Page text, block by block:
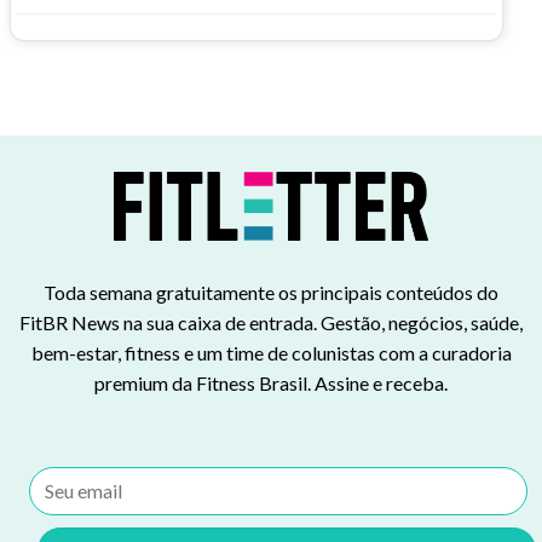
Toda semana gratuitamente os principais conteúdos do
FitBR News na sua caixa de entrada. Gestão, negócios, saúde,
bem-estar, fitness e um time de colunistas com a curadoria
premium da Fitness Brasil. Assine e receba.